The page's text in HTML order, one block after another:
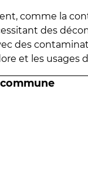
comme la
des
des
et les usages